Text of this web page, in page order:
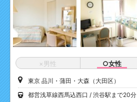
×男性 ○女性
東京 品川・蒲田・大森（大田区）
都営浅草線西馬込西口
渋谷駅まで20分